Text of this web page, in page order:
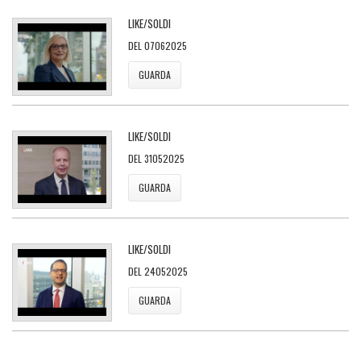
LIKE/SOLDI
DEL 07062025
GUARDA
LIKE/SOLDI
DEL 31052025
GUARDA
LIKE/SOLDI
DEL 24052025
GUARDA